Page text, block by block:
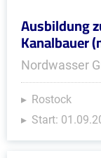
Ausbildung
Kanalbauer
Nordwasser
Rostock
Start: